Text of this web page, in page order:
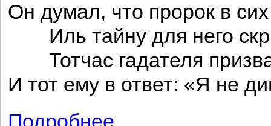
Он думал, что пророк в
Иль тайну для него
Тотчас гадателя
И тот ему в ответ: «Я не
Подробнее